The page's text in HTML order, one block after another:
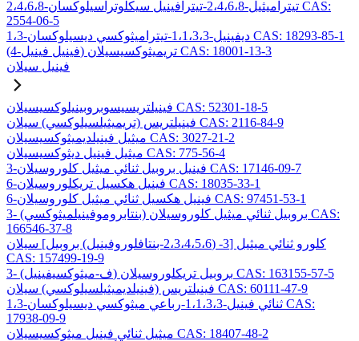
2،4،6،8-تيتراميثيل-2،4،6،8-تيترافينيل سيكلوتراسيلوكسان CAS:
2554-06-5
1،3-ديفينيل-1،1،3،3-تيتراميثوكسي ديسيلوكسان CAS: 18293-85-1
(4-فينيل فينيل) تريميثوكسيسيلان CAS: 18001-13-3
فينيل سيلان
فينيلتريسيسوبروبينيلوكسيسيلان CAS: 52301-18-5
فينيلتريس (تريميثيلسيلوكسي) سيلان CAS: 2116-84-9
ميثيل فينيلديميثوكسيسيلان CAS: 3027-21-2
ميثيل فينيل ديثوكسيسيلان CAS: 775-56-4
3-فينيل بروبيل ثنائي ميثيل كلوروسيلان CAS: 17146-09-7
6-فينيل هكسيل تريكلوروسيلان CAS: 18035-33-1
6-فينيل هكسيل ثنائي ميثيل كلوروسيلان CAS: 97451-53-1
3- (بنتابروموفينيلميثوكسي) بروبيل ثنائي ميثيل كلوروسيلان CAS:
166546-37-8
كلورو ثنائي ميثيل [3- (2،3،4،5،6-بنتافلوروفينيل) بروبيل] سيلان
CAS: 157499-19-9
3- (ف-ميثوكسيفينيل) بروبيل تريكلوروسيلان CAS: 163155-57-5
فينيلتريس (فينيلديميثيلسيلوكسي) سيلان CAS: 60111-47-9
1،3-ثنائي فينيل-1،1،3،3-رباعي ميثوكسي ديسيلوكسان CAS:
17938-09-9
ميثيل ثنائي فينيل ميثوكسيسيلان CAS: 18407-48-2